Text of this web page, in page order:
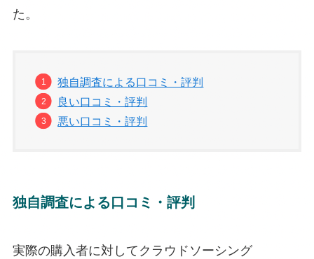
た。
独自調査による口コミ・評判
良い口コミ・評判
悪い口コミ・評判
独自調査による口コミ・評判
実際の購入者に対してクラウドソーシング